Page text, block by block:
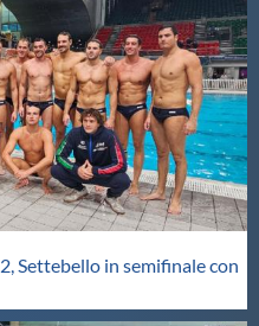
Settebello in semifinale con